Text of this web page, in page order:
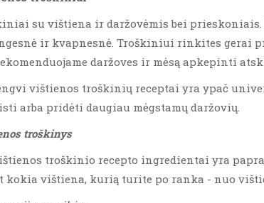
su vištiena ir daržovėmis bei
ir kvapnesnė. Troškiniui rinkites gerai
daržoves ir mėsą apkepinti
vištienos troškinių receptai yra ypač
arba pridėti daugiau mėgstamų daržovių.
troškinys
troškinio recepto ingredientai yra
kokia vištiena, kurią turite po ranka - nuo